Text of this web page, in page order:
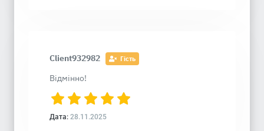
Client932982 Гість
Відмінно!
Дата: 28.11.2025